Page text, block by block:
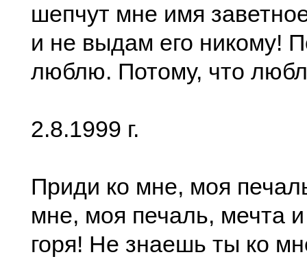
шепчут мне имя
и не выдам его никому!
люблю. Потому, что
2.8.1999 г.
Приди ко мне, моя
мне, моя печаль, мечта
горя! Не знаешь ты ко